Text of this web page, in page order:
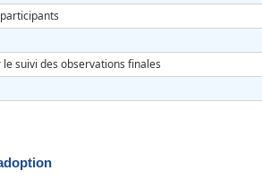
suivi des observations finales